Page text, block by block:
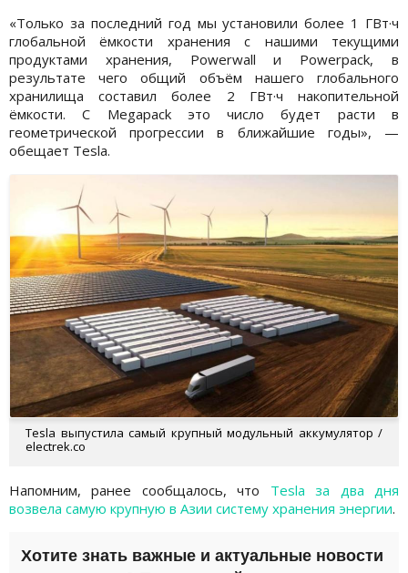
«Только за последний год мы установили более 1 ГВт·ч
глобальной ёмкости хранения с нашими текущими
продуктами хранения, Powerwall и Powerpack, в
результате чего общий объём нашего глобального
хранилища составил более 2 ГВт·ч накопительной
ёмкости. С Megapack это число будет расти в
геометрической прогрессии в ближайшие годы», —
обещает Tesla.
Tesla выпустила самый крупный модульный аккумулятор /
electrek.co
Напомним, ранее сообщалось, что Tesla за два дня
возвела самую крупную в Азии систему хранения энергии.
Хотите знать важные и актуальные новости